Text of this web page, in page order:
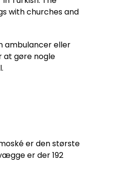
with churches and
ambulancer eller
at gøre nogle
er den største
er der 192